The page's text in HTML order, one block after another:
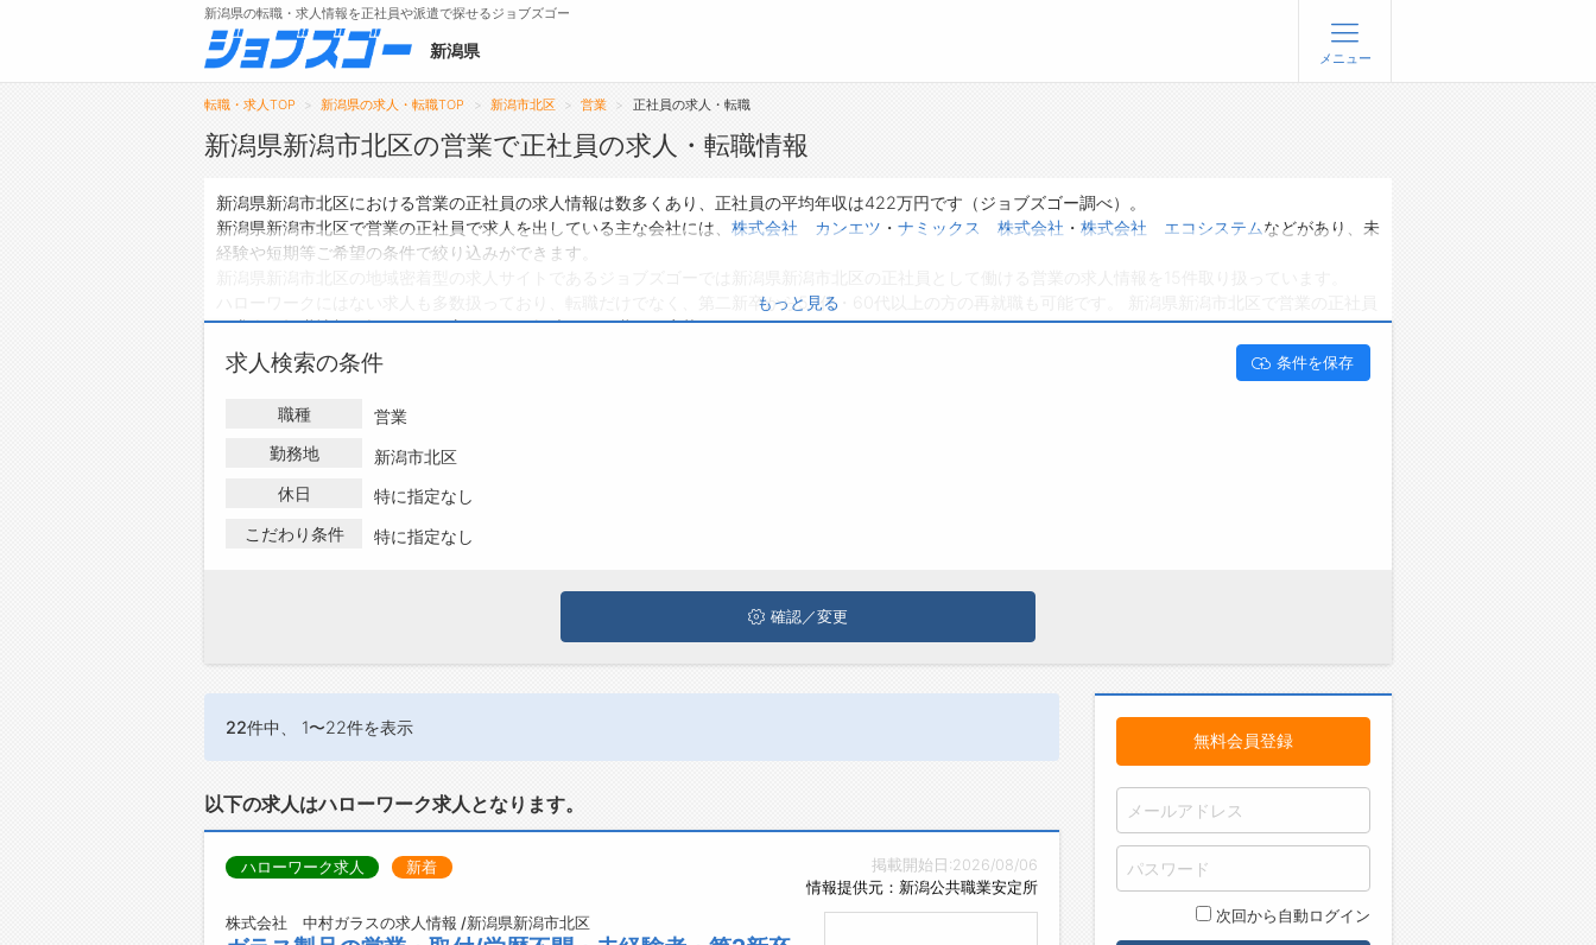
メニュー
トップ
転職支援サービスについて
転職・採用コラム
ジョブズゴーについて
新潟県の転職・求人情報を正社員や派遣で探せるジョブズゴー
新潟県 メニュー
転職・求人TOP 新潟県の求人・転職TOP 新潟市北区 営業 正社員の求人・転職
新潟県新潟市北区の営業で正社員の求人・転職情報
新潟県新潟市北区における営業の正社員の求人情報は数多くあり、正社員の平均年収は422万円です（ジョブズゴー調べ）。
新潟県新潟市北区で営業の正社員で求人を出している主な会社には、 株式会社 カンエツ ・ ナミックス 株式会社 ・ 株式会社 エコシステムなどがあり、未
経験や短期等ご希望の条件で絞り込みができます。
ハローワークにはない求人も多数扱っており、転職だけでなく、第二新卒から50代・60代以上の方の再就職も可能です。 新潟県新潟市北区で営業の正社員
の求人・転職情報を探している方は、ぜひ興味のある職種に応募してみてくださいね。
もっと見る
求人検索の条件 条件を保存
職種
営業
勤務地
新潟市北区
休日
特に指定なし
こだわり条件
特に指定なし
確認／変更
22件中、 1〜22件を表示
以下の求人はハローワーク求人となります。
掲載開始日:2026/08/06
情報提供元：新潟公共職業安定所
ハローワーク求人 新着
株式会社 中村ガラスの求人情報 /新潟県新潟市北区
無料会員登録
次回から自動ログイン